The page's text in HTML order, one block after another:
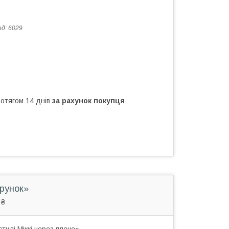
6029
14 днів за рахунок покупця